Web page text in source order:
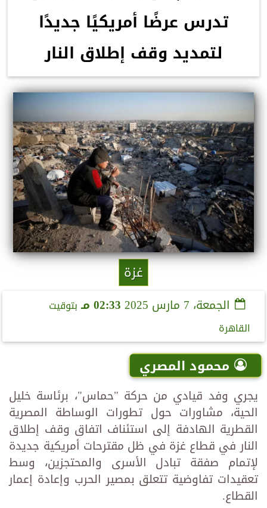
تدرس عرضًا أمريكيًا جديدًا
لتمديد وقف إطلاق النار
غزة
الجمعة، 7 مارس 2025 02:33 مـ
بتوقيت
القاهرة
محمود المصري
يجري وفد قيادي من حركة "حماس"، برئاسة خليل
الحية، مشاورات حول تطورات الوساطة المصرية
القطرية الهادفة إلى استئناف اتفاق وقف إطلاق
النار في قطاع غزة في ظل مقترحات أمريكية جديدة
لإتمام صفقة تبادل الأسرى والمحتجزين، وسط
تعقيدات تفاوضية تتعلق بمصير الحرب وإعادة إعمار
القطاع.